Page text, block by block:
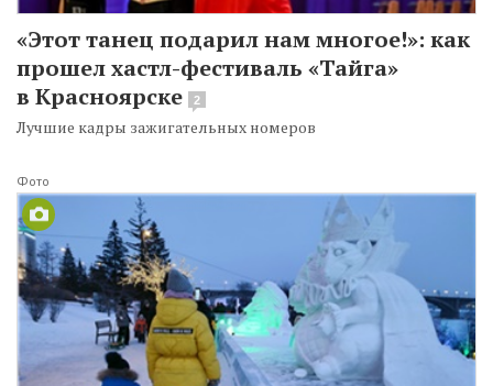
«Этот танец подарил нам многое!»: как
прошел хастл-фестиваль «Тайга»
в Красноярске
2
Лучшие кадры зажигательных номеров
Фото